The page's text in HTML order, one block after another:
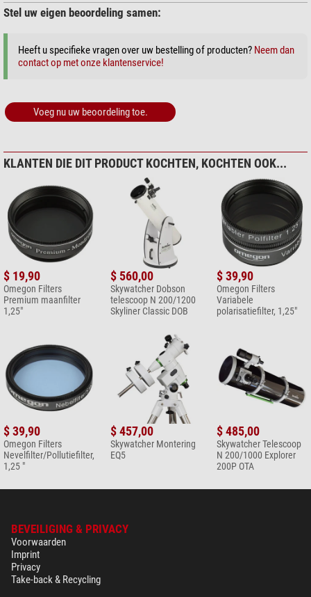
Stel uw eigen beoordeling samen:
Heeft u specifieke vragen over uw bestelling of producten? Neem dan
contact op met onze klantenservice!
Voeg nu uw beoordeling toe.
KLANTEN DIE DIT PRODUCT KOCHTEN, KOCHTEN OOK...
$ 19,90
Omegon Filters
Premium maanfilter
1,25"
$ 560,00
Skywatcher Dobson
telescoop N 200/1200
Skyliner Classic DOB
$ 39,90
Omegon Filters
Variabele
polarisatiefilter, 1,25"
$ 39,90
Omegon Filters
Nevelfilter/Pollutiefilter,
1,25 "
$ 457,00
Skywatcher Montering
EQ5
$ 485,00
Skywatcher Telescoop
N 200/1000 Explorer
200P OTA
BEVEILIGING & PRIVACY
Voorwaarden
Imprint
Privacy
Take-back & Recycling